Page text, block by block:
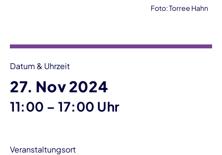
Foto: Torree Hahn
Datum & Uhrzeit
27. Nov 2024
11:00 – bis
17:00 Uhr
Veranstaltungsort